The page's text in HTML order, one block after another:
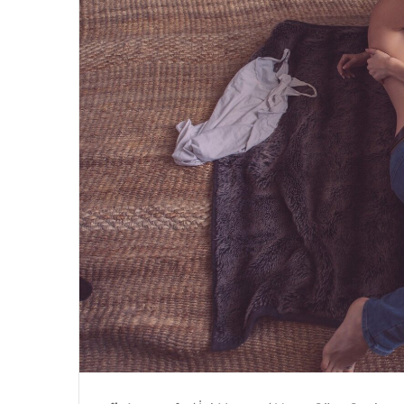
vazgeçilmezi
4 Ağustos 2024
Yazın Parıldayan Üçlüsü
Rose’da!